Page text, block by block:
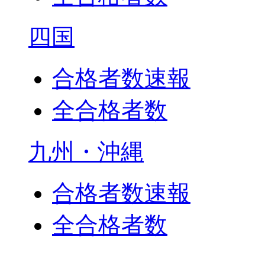
四国
合格者数速報
全合格者数
九州・沖縄
合格者数速報
全合格者数